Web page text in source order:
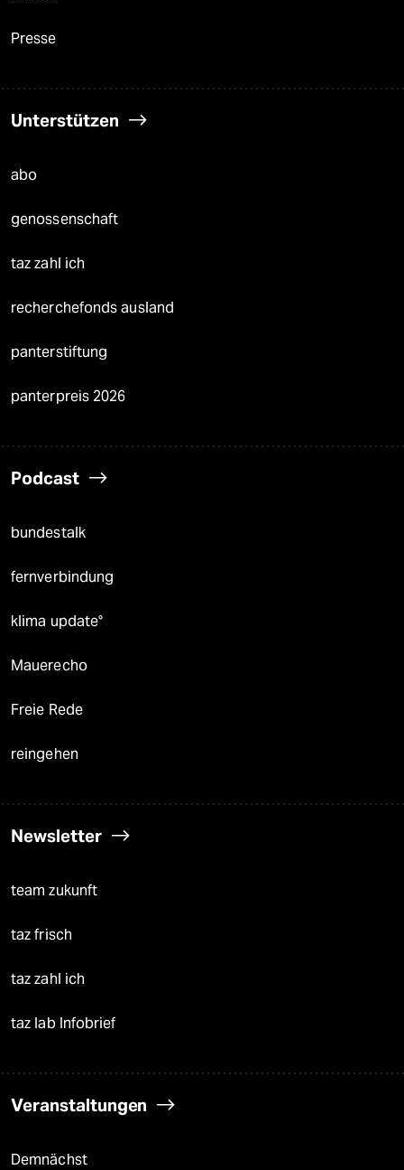
Presse
Unterstützen
abo
genossenschaft
taz zahl ich
recherchefonds ausland
panterstiftung
panterpreis 2026
Podcast
bundestalk
fernverbindung
klima update°
Mauerecho
Freie Rede
reingehen
Newsletter
team zukunft
taz frisch
taz zahl ich
taz lab Infobrief
Veranstaltungen
Demnächst